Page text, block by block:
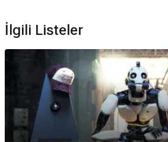
İlgili Listeler